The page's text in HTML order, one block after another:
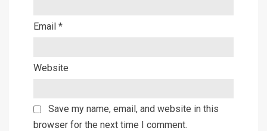
Email *
Website
Save my name, email, and website in this
browser for the next time I comment.